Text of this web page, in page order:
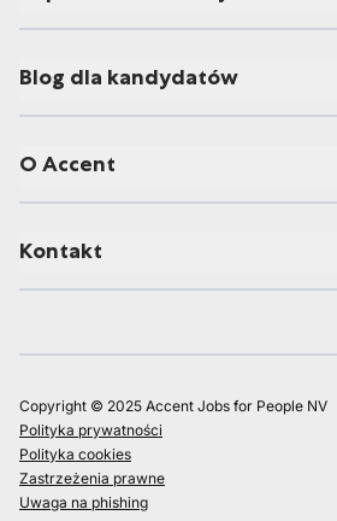
Blog dla kandydatów
O Accent
Kontakt
Copyright © 2025 Accent Jobs for People NV
Polityka prywatności
Polityka cookies
Zastrzeżenia prawne
Uwaga na phishing